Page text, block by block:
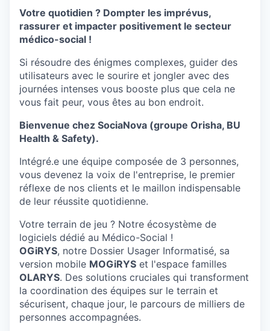
Votre quotidien ? Dompter les imprévus,
rassurer et impacter positivement le secteur
médico-social !
Si résoudre des énigmes complexes, guider des
utilisateurs avec le sourire et jongler avec des
journées intenses vous booste plus que cela ne
vous fait peur, vous êtes au bon endroit.
Bienvenue chez SociaNova (groupe Orisha, BU
Health & Safety).
Intégré.e une équipe composée de 3 personnes,
vous devenez la voix de l'entreprise, le premier
réflexe de nos clients et le maillon indispensable
de leur réussite quotidienne.
Votre terrain de jeu ? Notre écosystème de
logiciels dédié au Médico-Social !
OGiRYS, notre Dossier Usager Informatisé, sa
version mobile MOGiRYS et l'espace familles
OLARYS. Des solutions cruciales qui transforment
la coordination des équipes sur le terrain et
sécurisent, chaque jour, le parcours de milliers de
personnes accompagnées.